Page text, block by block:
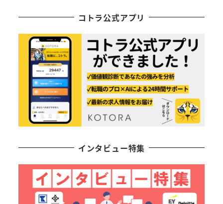
ジ
コトラ公式アプリ
インタビュー特集